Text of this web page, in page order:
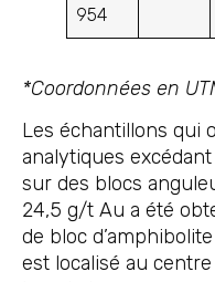
954
*Coordonnées en
Les échantillons qui
analytiques
sur des blocs
24,5 g/t Au a été
de bloc
est localisé au